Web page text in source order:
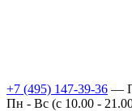
+7 (495) 147-39-36 —
Пн - Вс (c 10.00 -